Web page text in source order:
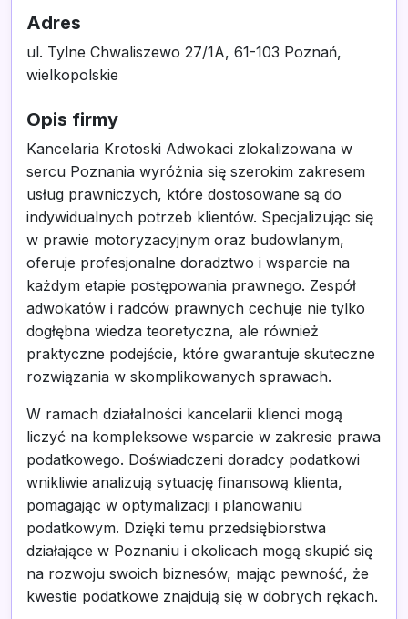
Adres
ul. Tylne Chwaliszewo 27/1A, 61-103 Poznań,
wielkopolskie
Opis firmy
Kancelaria Krotoski Adwokaci zlokalizowana w
sercu Poznania wyróżnia się szerokim zakresem
usług prawniczych, które dostosowane są do
indywidualnych potrzeb klientów. Specjalizując się
w prawie motoryzacyjnym oraz budowlanym,
oferuje profesjonalne doradztwo i wsparcie na
każdym etapie postępowania prawnego. Zespół
adwokatów i radców prawnych cechuje nie tylko
dogłębna wiedza teoretyczna, ale również
praktyczne podejście, które gwarantuje skuteczne
rozwiązania w skomplikowanych sprawach.
W ramach działalności kancelarii klienci mogą
liczyć na kompleksowe wsparcie w zakresie prawa
podatkowego. Doświadczeni doradcy podatkowi
wnikliwie analizują sytuację finansową klienta,
pomagając w optymalizacji i planowaniu
podatkowym. Dzięki temu przedsiębiorstwa
działające w Poznaniu i okolicach mogą skupić się
na rozwoju swoich biznesów, mając pewność, że
kwestie podatkowe znajdują się w dobrych rękach.